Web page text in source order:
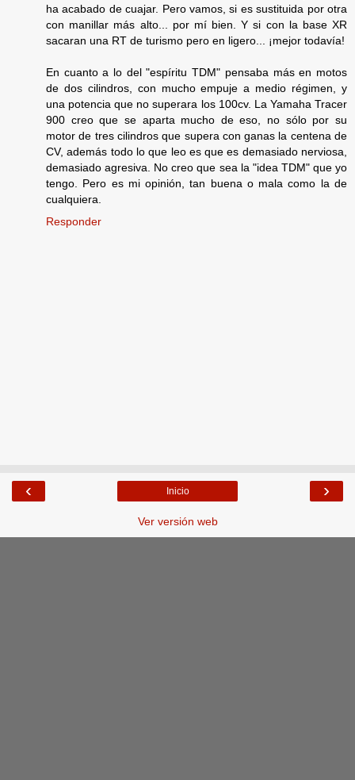
ha acabado de cuajar. Pero vamos, si es sustituida por otra
con manillar más alto... por mí bien. Y si con la base XR
sacaran una RT de turismo pero en ligero... ¡mejor todavía!
En cuanto a lo del "espíritu TDM" pensaba más en motos
de dos cilindros, con mucho empuje a medio régimen, y
una potencia que no superara los 100cv. La Yamaha Tracer
900 creo que se aparta mucho de eso, no sólo por su
motor de tres cilindros que supera con ganas la centena de
CV, además todo lo que leo es que es demasiado nerviosa,
demasiado agresiva. No creo que sea la "idea TDM" que yo
tengo. Pero es mi opinión, tan buena o mala como la de
cualquiera.
Responder
‹ ›
Inicio
Ver versión web